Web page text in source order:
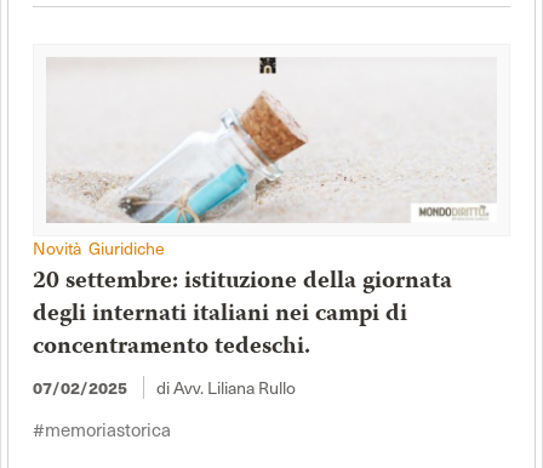
Novità Giuridiche
20 settembre: istituzione della giornata
degli internati italiani nei campi di
concentramento tedeschi.
07/02/2025 di Avv. Liliana Rullo
#memoriastorica